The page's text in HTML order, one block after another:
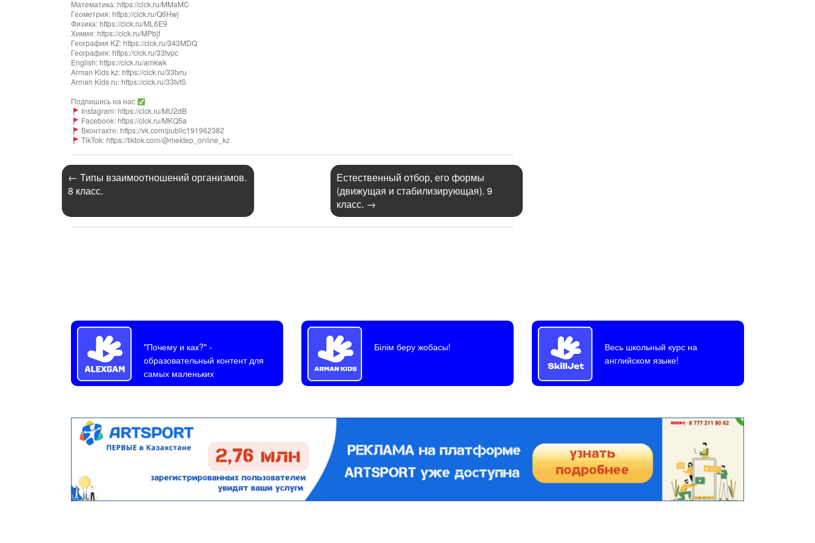
Математика: https://clck.ru/MMaMC
Геометрия: https://clck.ru/Q6Hwj
Физика: https://clck.ru/ML6E9
Химия: https://clck.ru/MPbjf
География KZ: https://clck.ru/343MDQ
География: https://clck.ru/33tvpc
English: https://clck.ru/amkwk
Arman Kids kz: https://clck.ru/33tvru
Arman Kids ru: https://clck.ru/33tvtS
Подпишись на нас
Instagram: https://clck.ru/MU2dB
Facebook: https://clck.ru/MKQ5a
Вконтакте: https://vk.com/public191962382
TikTok: https://tiktok.com/@mektep_online_kz
← Типы взаимоотношений организмов.
8 класс.
Естественный отбор, его формы
(движущая и стабилизирующая). 9
класс. →
"Почему и как?"-
образовательный контент для
самых маленьких
Білім беру жобасы!
Весь школьный курс на
английском языке!